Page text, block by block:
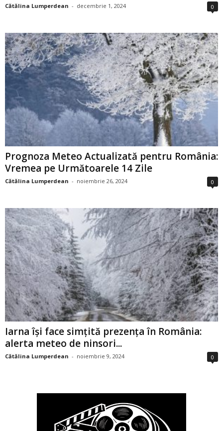
Cătălina Lumperdean - decembrie 1, 2024 0
Prognoza Meteo Actualizată pentru România:
Vremea pe Următoarele 14 Zile
Cătălina Lumperdean - noiembrie 26, 2024 0
Iarna își face simțită prezența în România:
alerta meteo de ninsori...
Cătălina Lumperdean - noiembrie 9, 2024 0